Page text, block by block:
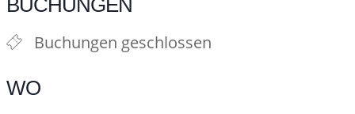
BUCHUNGEN
Buchungen geschlossen
WO